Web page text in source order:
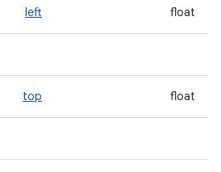
float
left
float
top